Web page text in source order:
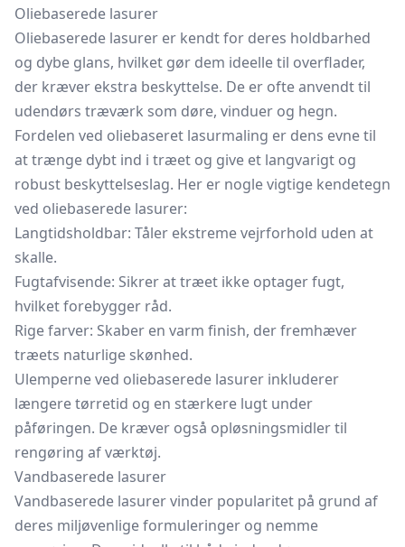
Oliebaserede lasurer
Oliebaserede lasurer er kendt for deres holdbarhed
og dybe glans, hvilket gør dem ideelle til overflader,
der kræver ekstra beskyttelse. De er ofte anvendt til
udendørs træværk som døre, vinduer og hegn.
Fordelen ved oliebaseret lasurmaling er dens evne til
at trænge dybt ind i træet og give et langvarigt og
robust beskyttelseslag. Her er nogle vigtige kendetegn
ved oliebaserede lasurer:
Langtidsholdbar: Tåler ekstreme vejrforhold uden at
skalle.
Fugtafvisende: Sikrer at træet ikke optager fugt,
hvilket forebygger råd.
Rige farver: Skaber en varm finish, der fremhæver
træets naturlige skønhed.
Ulemperne ved oliebaserede lasurer inkluderer
længere tørretid og en stærkere lugt under
påføringen. De kræver også opløsningsmidler til
rengøring af værktøj.
Vandbaserede lasurer
Vandbaserede lasurer vinder popularitet på grund af
deres miljøvenlige formuleringer og nemme